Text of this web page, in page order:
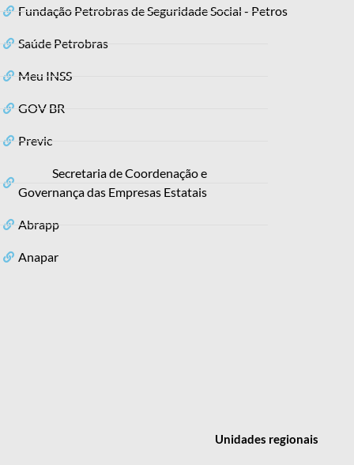
Fundação Petrobras de Seguridade Social - Petros
Saúde Petrobras
Meu INSS
GOV BR
Previc
Secretaria de Coordenação e
Governança das Empresas Estatais
Abrapp
Anapar
Unidades regionais